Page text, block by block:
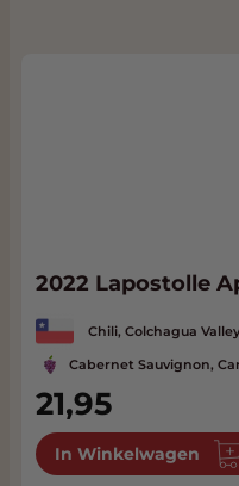
2022 Lapostolle
Chili, Colchagua Valley
Cabernet Sauvignon,
21,95
In Winkelwagen